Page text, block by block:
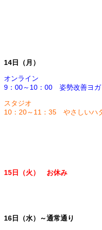
14日（月）
オンライン
9：00～10：00 姿勢改善ヨガ
スタジオ
10：20～11：35 やさしいハ
15日（火） お休み
16日（水）～通常通り